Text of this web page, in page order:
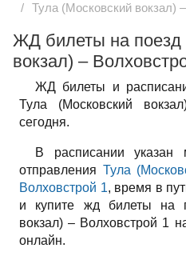
Тула (Московский вокзал)
ЖД билеты на поезд
вокзал) –
ЖД билеты и
Тула (Московский
сегодня.
В расписании указан
отправления Тула
Волховстрой 1, время в
и купите жд билеты на
вокзал) – Волховстрой 1
онлайн.